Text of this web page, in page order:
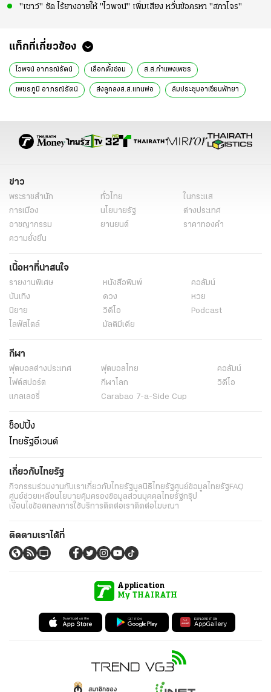
"เชาว์" ซัด ไร้ยางอายให้ "ไวพจน์" เพิ่มเสียง หวั่นข้อครหา "สภาโจร"
แท็กที่เกี่ยวข้อง
ไวพจน์ อาภรณ์รัตน์ เลือกตั้งซ่อม ส.ส.กำแพงเพชร
เพชรภูมิ อาภรณ์รัตน์ ส่งลูกลงส.ส.แทนพ่อ ล้มประชุมอาเซียนพัทยา
ข่าว
พระราชสำนัก ทั่วไทย
ในกระแส
การเมือง
นโยบายรัฐ
ต่างประเทศ
อาชญากรรม
ยานยนต์
ราคาทองคำ
ความยั่งยืน
เนื้อหาที่น่าสนใจ
รายงานพิเศษ หนังสือพิมพ์
คอลัมน์
บันเทิง
ดวง
หวย
นิยาย
วิดีโอ
Podcast
ไลฟ์สไตล์
มัลติมีเดีย
กีฬา
ฟุตบอลต่่างประเทศ ฟุตบอลไทย
คอลัมน์
ไฟต์สปอร์ต
กีฬาโลก
วิดีโอ
แกลเลอรี่
Carabao 7-a-Side Cup
ช็อปปิ้ง
ไทยรัฐอีเวนต์
เกี่ยวกับไทยรัฐ
กิจกรรมร่วมงานกับเราเกี่ยวกับไทยรัฐมูลนิธิไทยรัฐศูนย์ข้อมูลไทยรัฐFAQ
ศูนย์ช่วยเหลือนโยบายคุ้มครองข้อมูลส่วนบุคคลไทยรัฐกรุ๊ป
เงื่อนไขข้อตกลงการใช้บริการติดต่อเราติดต่อโฆษณา
ติดตามเราได้ที่
Application
My THAIRATH